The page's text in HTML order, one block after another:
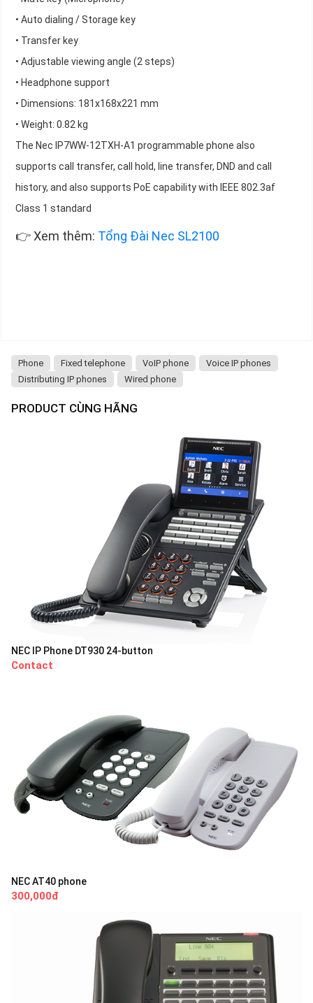
• Auto dialing / Storage key
• Transfer key
• Adjustable viewing angle (2 steps)
• Headphone support
• Dimensions: 181x168x221 mm
• Weight: 0.82 kg
The Nec IP7WW-12TXH-A1 programmable phone also
supports call transfer, call hold, line transfer, DND and call
history, and also supports PoE capability with IEEE 802.3af
Class 1 standard
👉 Xem thêm: Tổng Đài Nec SL2100
Phone Fixed telephone VoIP phone
Voice IP phones
Distributing IP phones
Wired phone
PRODUCT CÙNG HÃNG
NEC IP Phone DT930 24-button
Contact
NEC AT40 phone
300,000đ